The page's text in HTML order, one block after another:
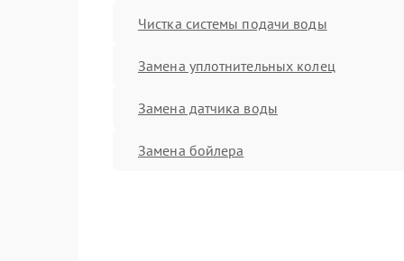
Чистка системы подачи воды
Замена уплотнительных колец
Замена датчика воды
Замена бойлера